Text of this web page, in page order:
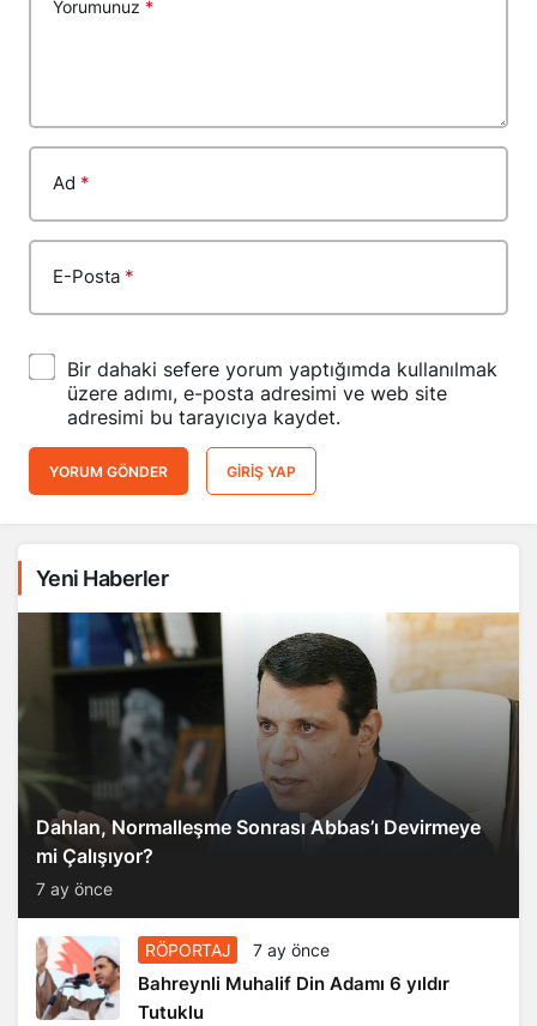
Yorumunuz *
Ad *
E-Posta *
Bir dahaki sefere yorum yaptığımda kullanılmak
üzere adımı, e-posta adresimi ve web site
adresimi bu tarayıcıya kaydet.
YORUM GÖNDER GIRIŞ YAP
Yeni Haberler
Dahlan, Normalleşme Sonrası Abbas’ı Devirmeye
mi Çalışıyor?
7 ay önce
RÖPORTAJ 7 ay önce
Bahreynli Muhalif Din Adamı 6 yıldır
Tutuklu